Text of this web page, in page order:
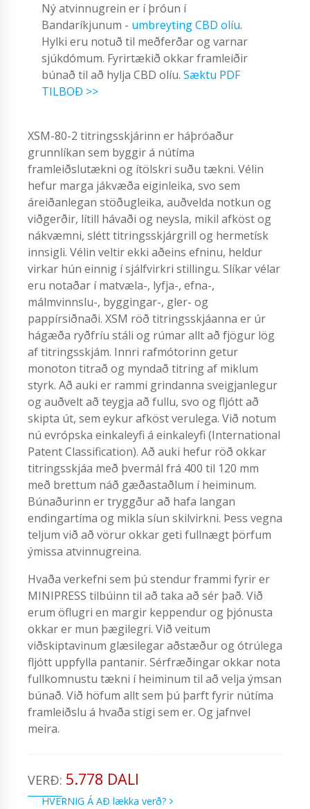
Ný atvinnugrein er í þróun í
Bandaríkjunum - umbreyting CBD olíu.
Hylki eru notuð til meðferðar og varnar
sjúkdómum. Fyrirtækið okkar framleiðir
búnað til að hylja CBD olíu. Sæktu PDF
TILBOÐ >>
XSM-80-2 titringsskjárinn er háþróaður
grunnlíkan sem byggir á nútíma
framleiðslutækni og ítölskri suðu tækni. Vélin
hefur marga jákvæða eiginleika, svo sem
áreiðanlegan stöðugleika, auðvelda notkun og
viðgerðir, lítill hávaði og neysla, mikil afköst og
nákvæmni, slétt titringsskjárgrill og hermetísk
innsigli. Vélin veltir ekki aðeins efninu, heldur
virkar hún einnig í sjálfvirkri stillingu. Slíkar vélar
eru notaðar í matvæla-, lyfja-, efna-,
málmvinnslu-, byggingar-, gler- og
pappírsiðnaði. XSM röð titringsskjáanna er úr
hágæða ryðfríu stáli og rúmar allt að fjögur lög
af titringsskjám. Innri rafmótorinn getur
monoton titrað og myndað titring af miklum
styrk. Að auki er rammi grindanna sveigjanlegur
og auðvelt að teygja að fullu, svo og fljótt að
skipta út, sem eykur afköst verulega. Við notum
nú evrópska einkaleyfi á einkaleyfi (International
Patent Classification). Að auki hefur röð okkar
titringsskjáa með þvermál frá 400 til 120 mm
með brettum náð gæðastaðlum í heiminum.
Búnaðurinn er tryggður að hafa langan
endingartíma og mikla síun skilvirkni. Þess vegna
teljum við að vörur okkar geti fullnægt þörfum
ýmissa atvinnugreina.
Hvaða verkefni sem þú stendur frammi fyrir er
MINIPRESS tilbúinn til að taka að sér það. Við
erum öflugri en margir keppendur og þjónusta
okkar er mun þægilegri. Við veitum
viðskiptavinum glæsilegar aðstæður og ótrúlega
fljótt uppfylla pantanir. Sérfræðingar okkar nota
fullkomnustu tækni í heiminum til að velja ýmsan
búnað. Við höfum allt sem þú þarft fyrir nútíma
framleiðslu á hvaða stigi sem er. Og jafnvel
meira.
VERÐ: 5.778 DALI
HVERNIG Á AÐ lækka verð?